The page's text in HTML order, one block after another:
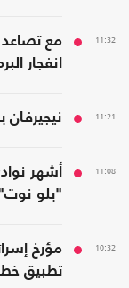
11:32
مع تصاعد
انفجار
11:21 نيجيرفان
11:08
أشهر
"بلو
10:32
مؤرخ
تطبيق